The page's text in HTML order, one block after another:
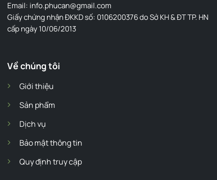
Email: info.phucan@gmail.com
Giấy chứng nhận ĐKKD số: 0106200376 do Sở KH & ĐT TP. HN
cấp ngày 10/06/2013
Về chúng tôi
Giới thiệu
Sản phẩm
Dịch vụ
Bảo mật thông tin
Quy định truy cập